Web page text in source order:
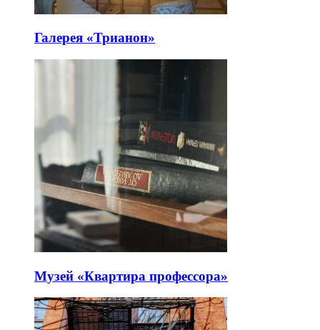
Галерея «Трианон»
Музей «Квартира профессора»